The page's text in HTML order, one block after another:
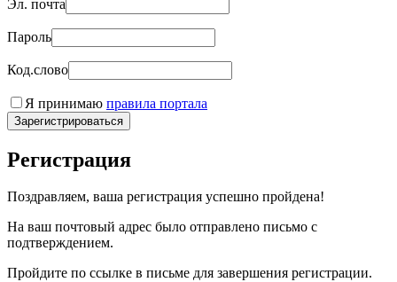
Эл. почта
Пароль
Код.слово
Я принимаю правила портала
Зарегистрироваться
Регистрация
Поздравляем, ваша регистрация успешно пройдена!
На ваш почтовый адрес было отправлено письмо с
подтверждением.
Пройдите по ссылке в письме для завершения регистрации.